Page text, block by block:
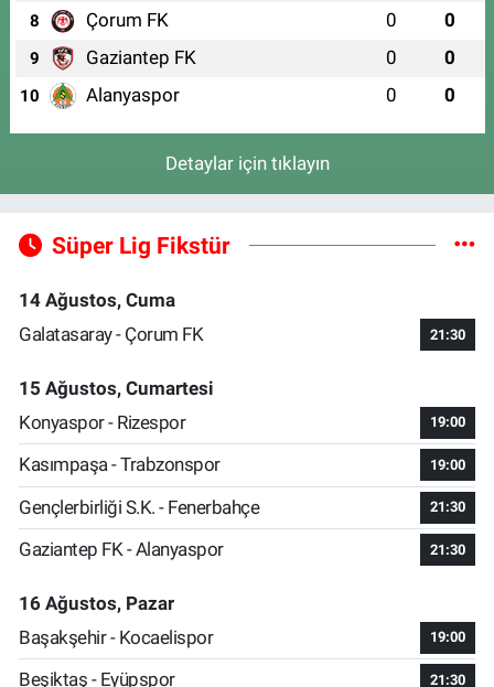
8 Çorum FK 0 0
9 Gaziantep FK 0 0
10 Alanyaspor 0 0
Detaylar için tıklayın
Süper Lig Fikstür
14 Ağustos, Cuma
Galatasaray - Çorum FK
21:30
15 Ağustos, Cumartesi
Konyaspor - Rizespor
19:00
Kasımpaşa - Trabzonspor 19:00
Gençlerbirliği S.K. - Fenerbahçe 21:30
Gaziantep FK - Alanyaspor 21:30
16 Ağustos, Pazar
Başakşehir - Kocaelispor
19:00
Beşiktaş - Eyüpspor 21:30